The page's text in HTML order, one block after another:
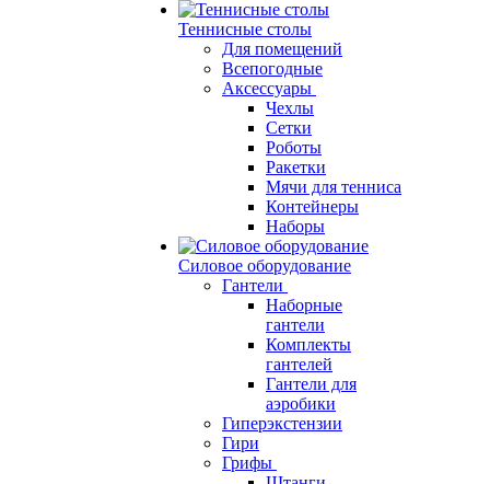
Теннисные столы
Для помещений
Всепогодные
Аксессуары
Чехлы
Сетки
Роботы
Ракетки
Мячи для тенниса
Контейнеры
Наборы
Силовое оборудование
Гантели
Наборные
гантели
Комплекты
гантелей
Гантели для
аэробики
Гиперэкстензии
Гири
Грифы